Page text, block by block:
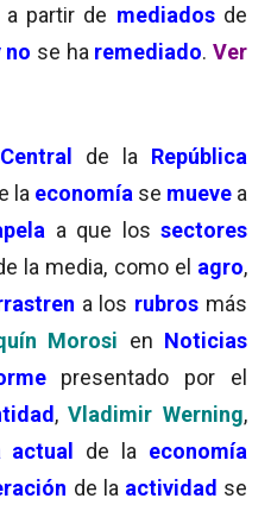
a partir de mediados de
no se ha remediado.Ver
de la República
la economía se mueve a
a que lossectores
la media, como el agro,
a los rubros más
Morosi en Noticias
presentado por el
,Vladimir Werning,
actual de la economía
de la actividad se